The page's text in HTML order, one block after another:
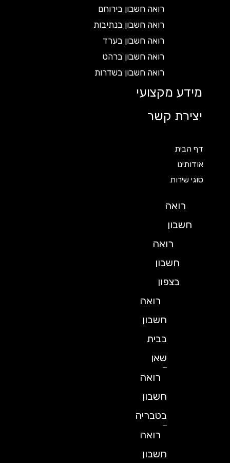
רואה חשבון בירוחם
רואה חשבון בנתיבות
רואה חשבון בערד
רואה חשבון ברהט
רואה חשבון בשדרות
מידע מקצועי
יצירת קשר
דף הבית
אודותינו
סוגי שירות
רואה
חשבון
רואה
חשבון
בצפון
רואה
חשבון
בבית
רואה
חשבון
בטבריה
רואה
חשבון